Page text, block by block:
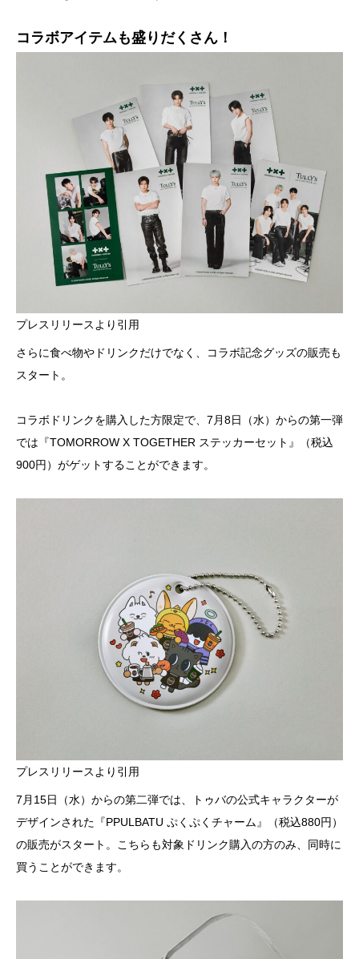
コラボアイテムも盛りだくさん！
プレスリリースより引用
さらに食べ物やドリンクだけでなく、コラボ記念グッズの販売も
スタート。
コラボドリンクを購入した方限定で、7月8日（水）からの第一弾
では『TOMORROW X TOGETHER ステッカーセット』（税込
900円）がゲットすることができます。
プレスリリースより引用
7月15日（水）からの第二弾では、トゥバの公式キャラクターが
デザインされた『PPULBATU ぷくぷくチャーム』（税込880円）
の販売がスタート。こちらも対象ドリンク購入の方のみ、同時に
買うことができます。